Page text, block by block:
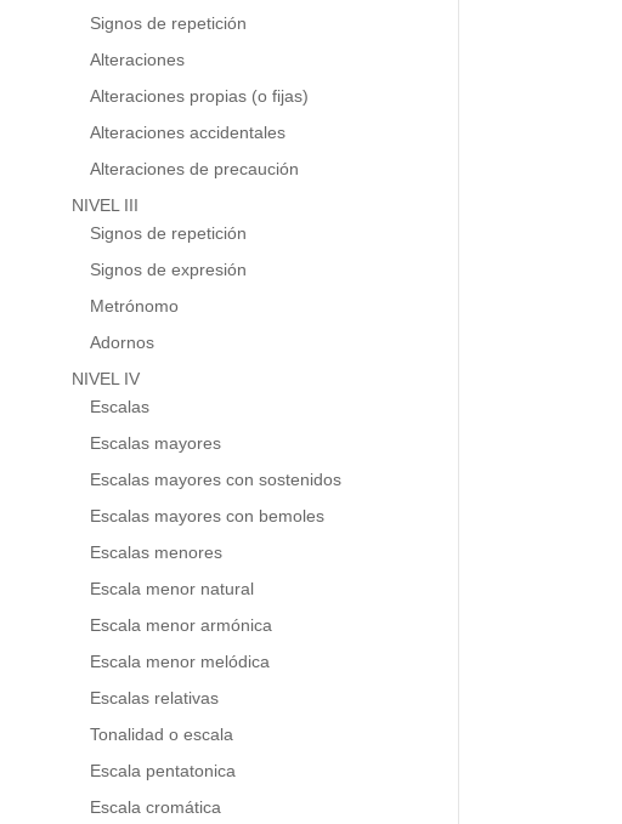
Signos de repetición
Alteraciones
Alteraciones propias (o fijas)
Alteraciones accidentales
Alteraciones de precaución
NIVEL III
Signos de repetición
Signos de expresión
Metrónomo
Adornos
NIVEL IV
Escalas
Escalas mayores
Escalas mayores con sostenidos
Escalas mayores con bemoles
Escalas menores
Escala menor natural
Escala menor armónica
Escala menor melódica
Escalas relativas
Tonalidad o escala
Escala pentatonica
Escala cromática